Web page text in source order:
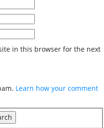
in this browser for the next
Learn how your comment